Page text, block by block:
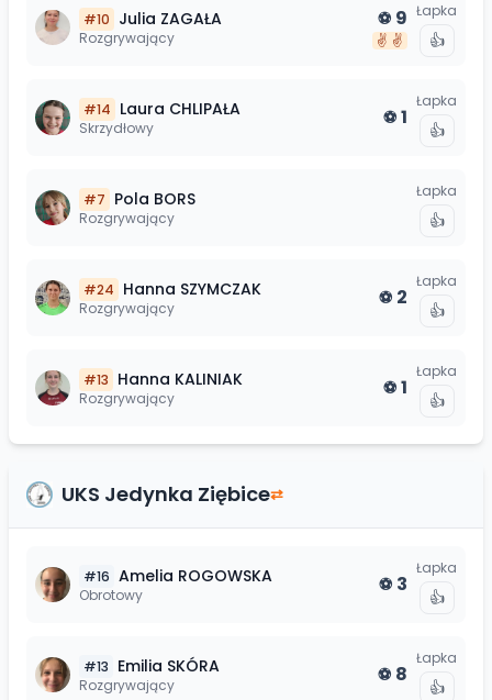
#10 Julia ZAGAŁA
Rozgrywający
⚽ 9
✌️ ✌️
Łapka
👍
#14 Laura CHLIPAŁA
Skrzydłowy ⚽ 1
Łapka
👍
#7 Pola BORS
Rozgrywający
Łapka
👍
#24 Hanna SZYMCZAK
Rozgrywający ⚽ 2
Łapka
👍
#13 Hanna KALINIAK
Rozgrywający ⚽ 1
Łapka
👍
UKS Jedynka Ziębice⇄
#16 Amelia ROGOWSKA
Obrotowy ⚽ 3
Łapka
👍
#13 Emilia SKÓRA
Rozgrywający ⚽ 8
Łapka
👍